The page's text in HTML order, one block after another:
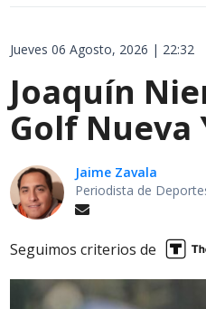
Jueves 06 Agosto, 2026 | 22:32
Joaquín
Golf
Jaime Zavala
Periodista de
Seguimos criterios de